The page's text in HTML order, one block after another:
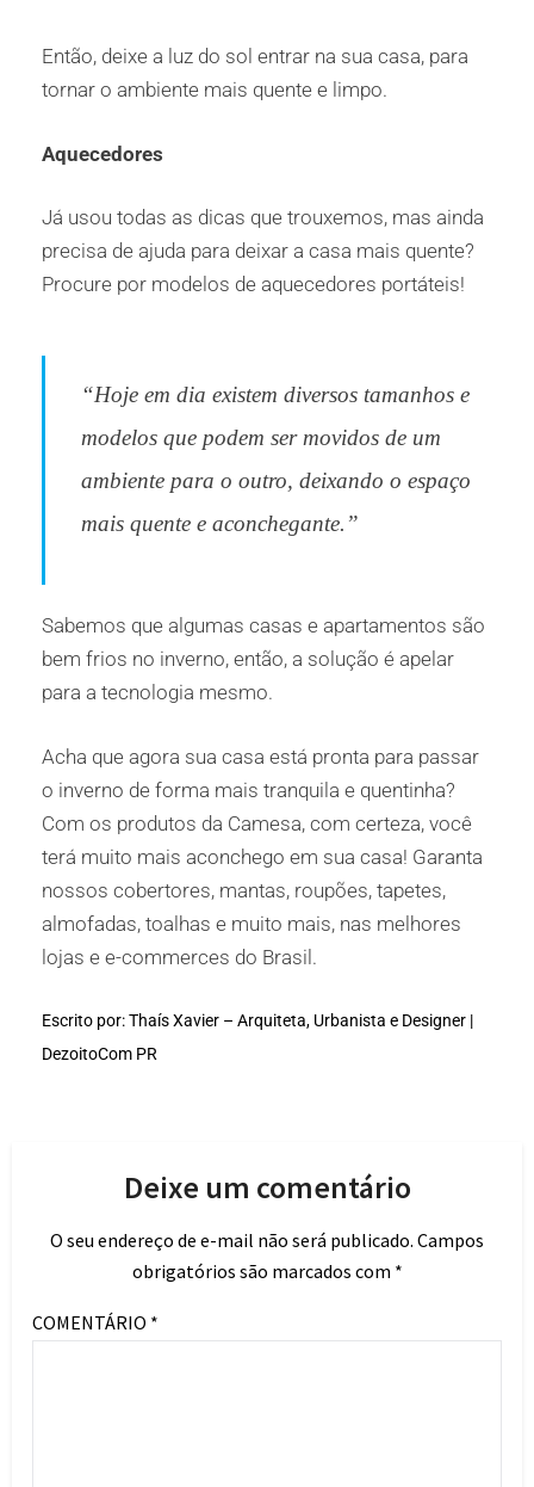
Então, deixe a luz do sol entrar na sua casa, para
tornar o ambiente mais quente e limpo.
Aquecedores
Já usou todas as dicas que trouxemos, mas ainda
precisa de ajuda para deixar a casa mais quente?
Procure por modelos de aquecedores portáteis!
“Hoje em dia existem diversos tamanhos e
modelos que podem ser movidos de um
ambiente para o outro, deixando o espaço
mais quente e aconchegante.”
Sabemos que algumas casas e apartamentos são
bem frios no inverno, então, a solução é apelar
para a tecnologia mesmo.
Acha que agora sua casa está pronta para passar
o inverno de forma mais tranquila e quentinha?
Com os produtos da Camesa, com certeza, você
terá muito mais aconchego em sua casa! Garanta
nossos cobertores, mantas, roupões, tapetes,
almofadas, toalhas e muito mais, nas melhores
lojas e e-commerces do Brasil.
Escrito por: Thaís Xavier – Arquiteta, Urbanista e Designer |
DezoitoCom PR
Deixe um comentário
O seu endereço de e-mail não será publicado. Campos
obrigatórios são marcados com *
COMENTÁRIO *